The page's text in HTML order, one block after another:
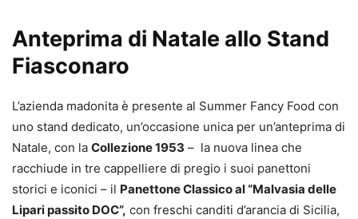
Anteprima di Natale allo Stand
Fiasconaro
L’azienda madonita è presente al Summer Fancy Food con
uno stand dedicato, un’occasione unica per un’anteprima di
Natale, con la Collezione 1953 – la nuova linea che
racchiude in tre cappelliere di pregio i suoi panettoni
storici e iconici – il Panettone Classico al “Malvasia delle
Lipari passito DOC”, con freschi canditi d’arancia di Sicilia,